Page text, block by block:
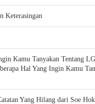
Keterasingan
Kamu Tanyakan Tentang
Hal Yang Ingin Kamu
Yang Hilang dari Soe